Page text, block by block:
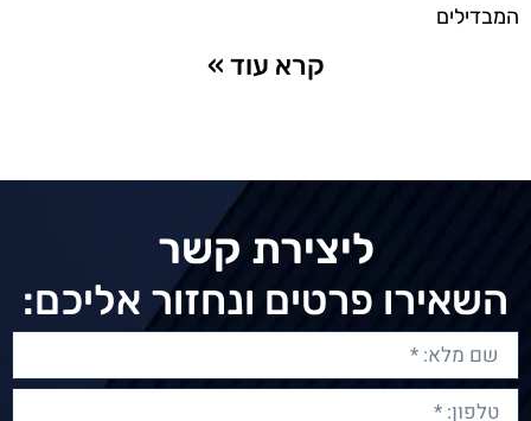
המבדילים
קרא עוד »
ליצירת קשר
השאירו פרטים ונחזור אליכם: